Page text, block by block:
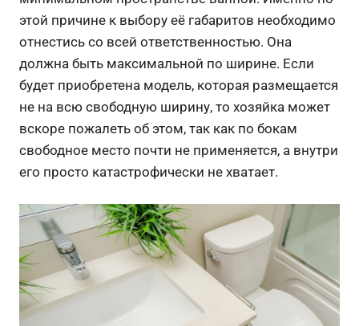
этой причине к выбору её габаритов необходимо
отнестись со всей ответственностью. Она
должна быть максимальной по ширине. Если
будет приобретена модель, которая размещается
не на всю свободную ширину, то хозяйка может
вскоре пожалеть об этом, так как по бокам
свободное место почти не применяется, а внутри
его просто катастрофически не хватает.